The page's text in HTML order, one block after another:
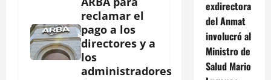
reclamar el
pago a los
directores y a
los
administradores
exdirectora
del Anmat
involucró al
Ministro de
Salud Mario